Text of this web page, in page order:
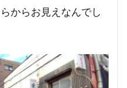
からお見えなんでし